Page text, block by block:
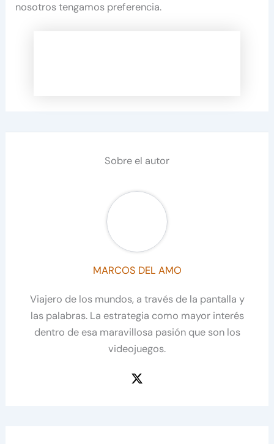
nosotros tengamos preferencia.
Sobre el autor
MARCOS DEL AMO
Viajero de los mundos, a través de la pantalla y
las palabras. La estrategia como mayor interés
dentro de esa maravillosa pasión que son los
videojuegos.